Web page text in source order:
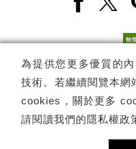
為提供您更多優質的
技術。若繼續閱覽本網
cookies，關於更多
請閱讀我們的隱私權政
X(另
電子報訂閱
Copyright © 國家表演藝術中